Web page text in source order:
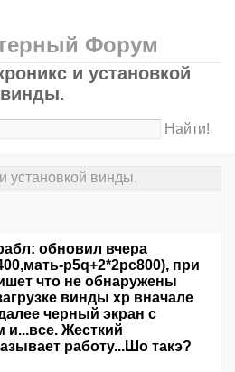
Форум
и установкой
винды.
Найти!
установкой винды.
обновил вчера
p5q+2*2pc800), при
что не обнаружены
винды xp вначале
черный экран с
Жесткий
работу...Шо такэ?